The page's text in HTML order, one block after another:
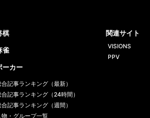
棋
雀
ーカー
合記事ランキング（最新）
合記事ランキング（24時間）
合記事ランキング（週間）
物・グループ一覧
関連サイト
VISIONS
PPV